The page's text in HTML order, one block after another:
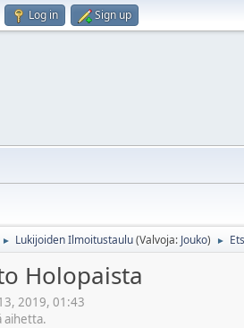
Log in Sign up
► Lukijoiden Ilmoitustaulu(Valvoja: Jouko) ►
Holopaista
2019, 01:43
aihetta.